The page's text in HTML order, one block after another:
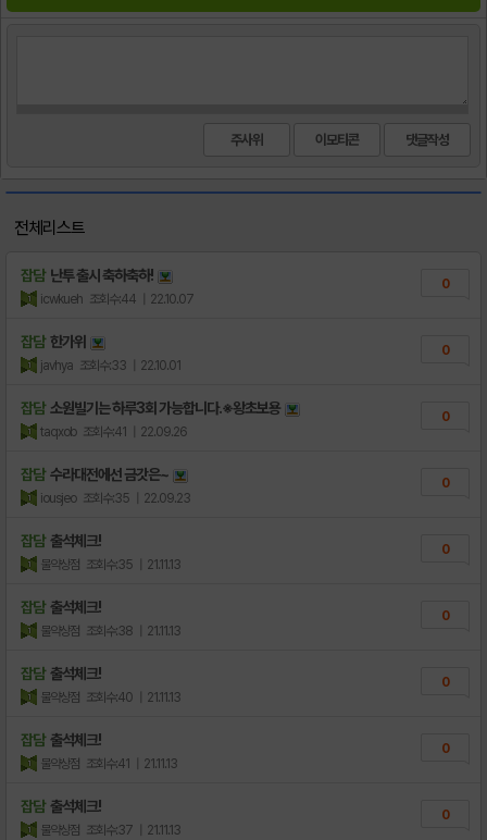
주사위 이모티콘
전체리스트
잡담 난투 출시 축하축하!
icwkueh 조회수:44 | 22.10.07
0
잡담 한가위
javhya 조회수:33 | 22.10.01
0
잡담 소원빌기는 하루3회 가능합니다.※왕초보용
taqxob 조회수:41 | 22.09.26
0
잡담 수라대전에선 금갓은~
iousjeo 조회수:35 | 22.09.23
0
잡담 출석체크!
물약상점 조회수:35 | 21.11.13
0
잡담 출석체크!
물약상점 조회수:38 | 21.11.13
0
잡담 출석체크!
물약상점 조회수:40 | 21.11.13
0
잡담 출석체크!
물약상점 조회수:41 | 21.11.13
0
잡담 출석체크!
물약상점 조회수:37 | 21.11.13
0